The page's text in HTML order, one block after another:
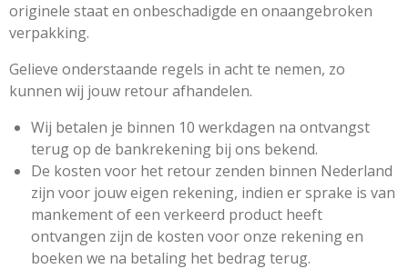
originele staat en onbeschadigde en onaangebroken
verpakking.
Gelieve onderstaande regels in acht te nemen, zo
kunnen wij jouw retour afhandelen.
Wij betalen je binnen 10 werkdagen na ontvangst
terug op de bankrekening bij ons bekend.
De kosten voor het retour zenden binnen Nederland
zijn voor jouw eigen rekening, indien er sprake is van
mankement of een verkeerd product heeft
ontvangen zijn de kosten voor onze rekening en
boeken we na betaling het bedrag terug.